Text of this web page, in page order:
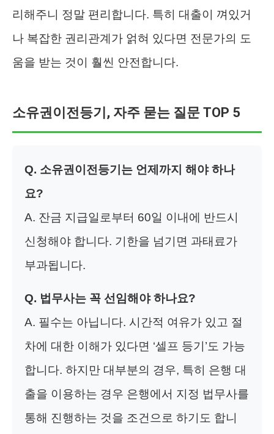
리해주니 정말 편리합니다. 특히 대출이 껴있거
나 복잡한 권리관계가 얽혀 있다면 전문가의 도
움을 받는 것이 훨씬 안전합니다.
소유권이전등기, 자주 묻는 질문 TOP 5
Q. 소유권이전등기는 언제까지 해야 하나
요?
A. 잔금 지급일로부터 60일 이내에 반드시
신청해야 합니다. 기한을 넘기면 과태료가
부과됩니다.
Q. 법무사는 꼭 선임해야 하나요?
A. 필수는 아닙니다. 시간적 여유가 있고 절
차에 대한 이해가 있다면 ‘셀프 등기’도 가능
합니다. 하지만 대부분의 경우, 특히 은행 대
출을 이용하는 경우 은행에서 지정 법무사를
통해 진행하는 것을 조건으로 하기도 합니